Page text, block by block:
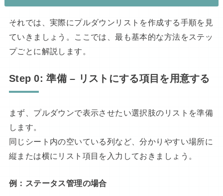
それでは、実際にプルダウンリストを作成する手順を見
ていきましょう。ここでは、最も基本的な方法をステッ
プごとに解説します。
Step 0: 準備 – リストにする項目を用意する
まず、プルダウンで表示させたい選択肢のリストを準備
します。
同じシート内の空いている列など、分かりやすい場所に
縦または横にリスト項目を入力しておきましょう。
例：ステータス管理の場合